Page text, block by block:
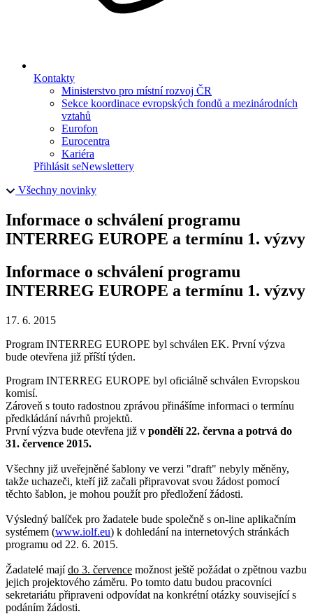
Kontakty
Ministerstvo pro místní rozvoj ČR
Sekce koordinace evropských fondů a mezinárodních
vztahů
Eurofon
Eurocentra
Kariéra
Přihlásit seNewslettery
Všechny novinky
Informace o schválení programu
INTERREG EUROPE a termínu 1. výzvy
Informace o schválení programu
INTERREG EUROPE a termínu 1. výzvy
17. 6. 2015
Program INTERREG EUROPE byl schválen EK. První výzva
bude otevřena již příští týden.
Program INTERREG EUROPE byl oficiálně schválen Evropskou
komisí.
Zároveň s touto radostnou zprávou přinášíme informaci o termínu
předkládání návrhů projektů.
První výzva bude otevřena již v pondělí 22. června a potrvá do
31. července 2015.
Všechny již uveřejněné šablony ve verzi "draft" nebyly měněny,
takže uchazeči, kteří již začali připravovat svou žádost pomocí
těchto šablon, je mohou použít pro předložení žádosti.
Výsledný balíček pro žadatele bude společně s on-line aplikačním
systémem (www.iolf.eu) k dohledání na internetových stránkách
programu od 22. 6. 2015.
Žadatelé majído 3. července možnost ještě požádat o zpětnou vazbu
jejich projektového záměru. Po tomto datu budou pracovníci
sekretariátu připraveni odpovídat na konkrétní otázky související s
podáním žádosti.